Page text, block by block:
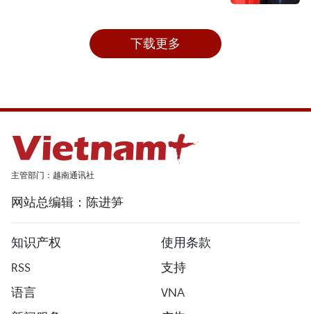
下载更多
主管部门：越南通讯社
网站总编辑：陈进笋
知识产权
使用条款
RSS
支持
语言
VNA